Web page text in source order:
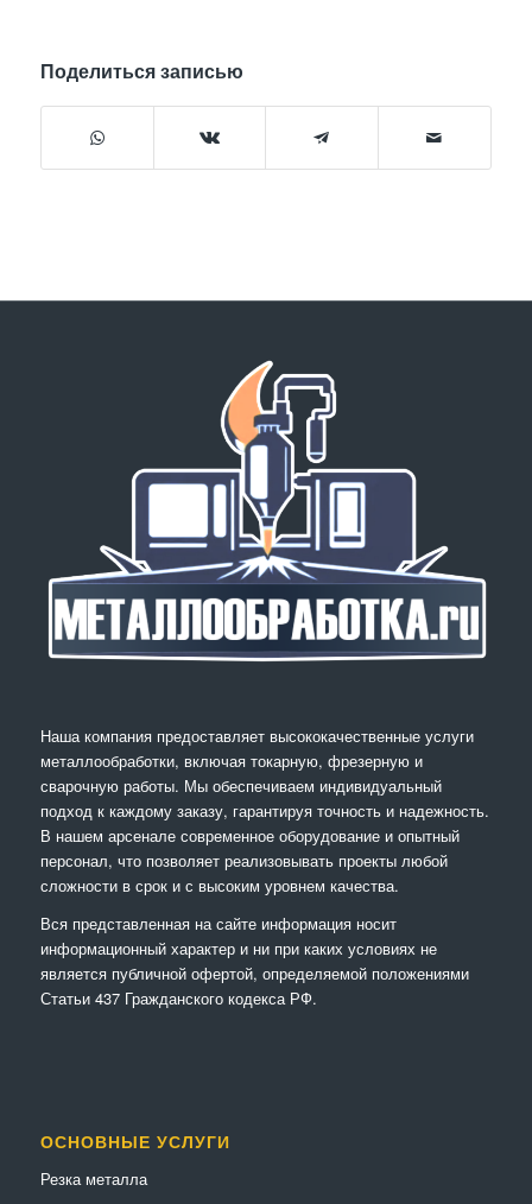
Поделиться записью
Наша компания предоставляет высококачественные услуги
металлообработки, включая токарную, фрезерную и
сварочную работы. Мы обеспечиваем индивидуальный
подход к каждому заказу, гарантируя точность и надежность.
В нашем арсенале современное оборудование и опытный
персонал, что позволяет реализовывать проекты любой
сложности в срок и с высоким уровнем качества.
Вся представленная на сайте информация носит
информационный характер и ни при каких условиях не
является публичной офертой, определяемой положениями
Статьи 437 Гражданского кодекса РФ.
ОСНОВНЫЕ УСЛУГИ
Резка металла